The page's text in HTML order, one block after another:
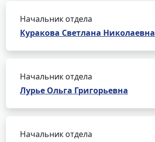
Начальник отдела
Куракова Светлана Николаевна
Начальник отдела
Лурье Ольга Григорьевна
Начальник отдела